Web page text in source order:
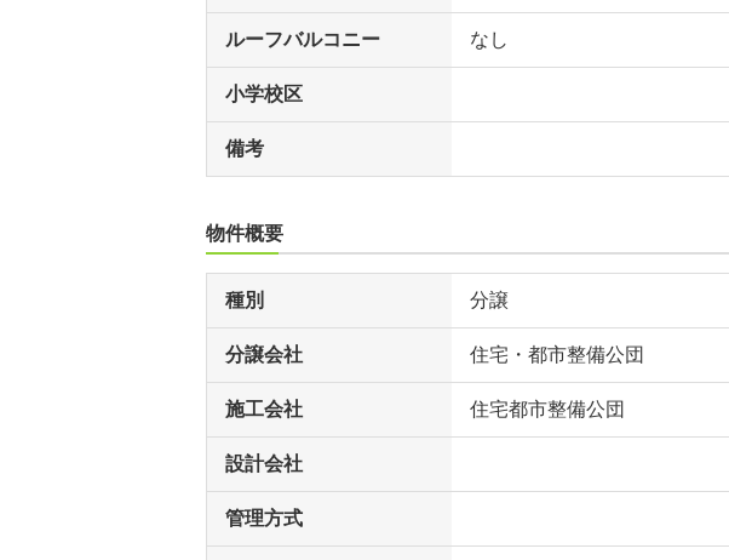
ルーフバルコニー なし
小学校区
備考
物件概要
種別 分譲
分譲会社 住宅・都市整備公団
施工会社 住宅都市整備公団
設計会社
管理方式